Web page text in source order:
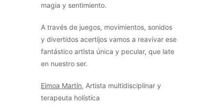
magia y sentimiento.
A través de juegos, movimientos, sonidos
y divertidos acertijos vamos a reavivar ese
fantástico artista única y pecular, que late
en nuestro ser.
Eimoa Martín, Artista multidisciplinar y
terapeuta holística